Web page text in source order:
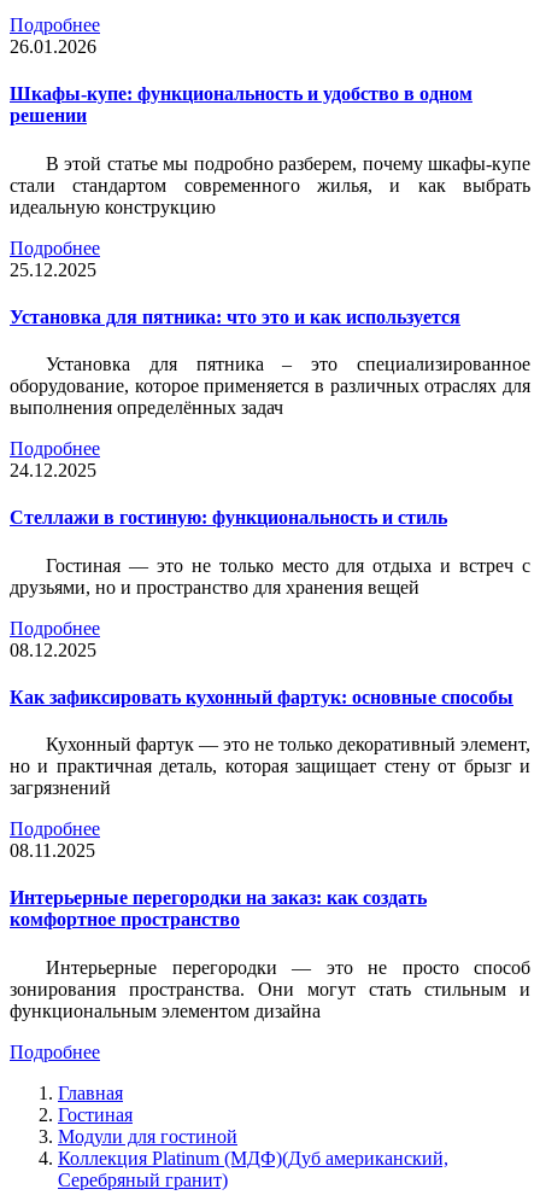
Подробнее
26.01.2026
Шкафы-купе: функциональность и удобство в одном
решении
В этой статье мы подробно разберем, почему шкафы-купе
стали стандартом современного жилья, и как выбрать
идеальную конструкцию
Подробнее
25.12.2025
Установка для пятника: что это и как используется
Установка для пятника – это специализированное
оборудование, которое применяется в различных отраслях для
выполнения определённых задач
Подробнее
24.12.2025
Стеллажи в гостиную: функциональность и стиль
Гостиная — это не только место для отдыха и встреч с
друзьями, но и пространство для хранения вещей
Подробнее
08.12.2025
Как зафиксировать кухонный фартук: основные способы
Кухонный фартук — это не только декоративный элемент,
но и практичная деталь, которая защищает стену от брызг и
загрязнений
Подробнее
08.11.2025
Интерьерные перегородки на заказ: как создать
комфортное пространство
Интерьерные перегородки — это не просто способ
зонирования пространства. Они могут стать стильным и
функциональным элементом дизайна
Подробнее
Главная
Гостиная
Модули для гостиной
Коллекция Platinum (МДФ)(Дуб американский,
Серебряный гранит)